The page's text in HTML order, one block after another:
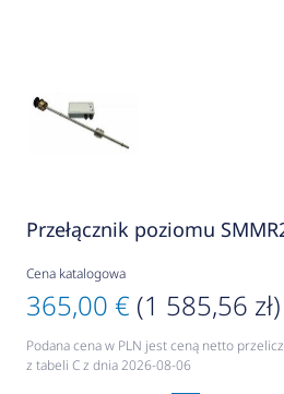
Przełącznik poziomu
Cena katalogowa
365,00 € (1 585,56 zł)
Podana cena w PLN jest ceną netto
z tabeli C z dnia 2026-08-06